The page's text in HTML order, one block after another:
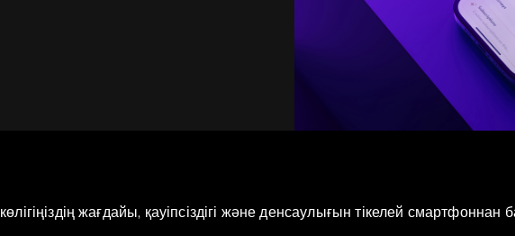
жағдайы, қауіпсіздігі және денсаулығын тікелей